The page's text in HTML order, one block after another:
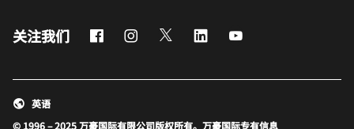
关注我们 FacebookInstagram
Twitter LinkedIn
© 1996 – 2025 万豪国际有限公司版权所有。万豪国际专有信息
英语